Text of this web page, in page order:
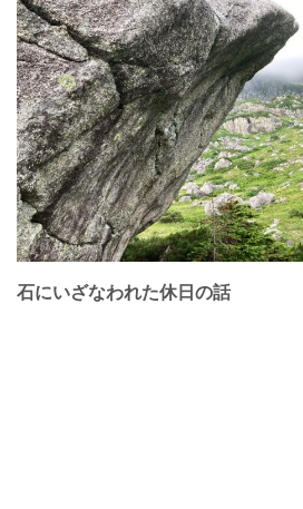
石にいざなわれた休日の話